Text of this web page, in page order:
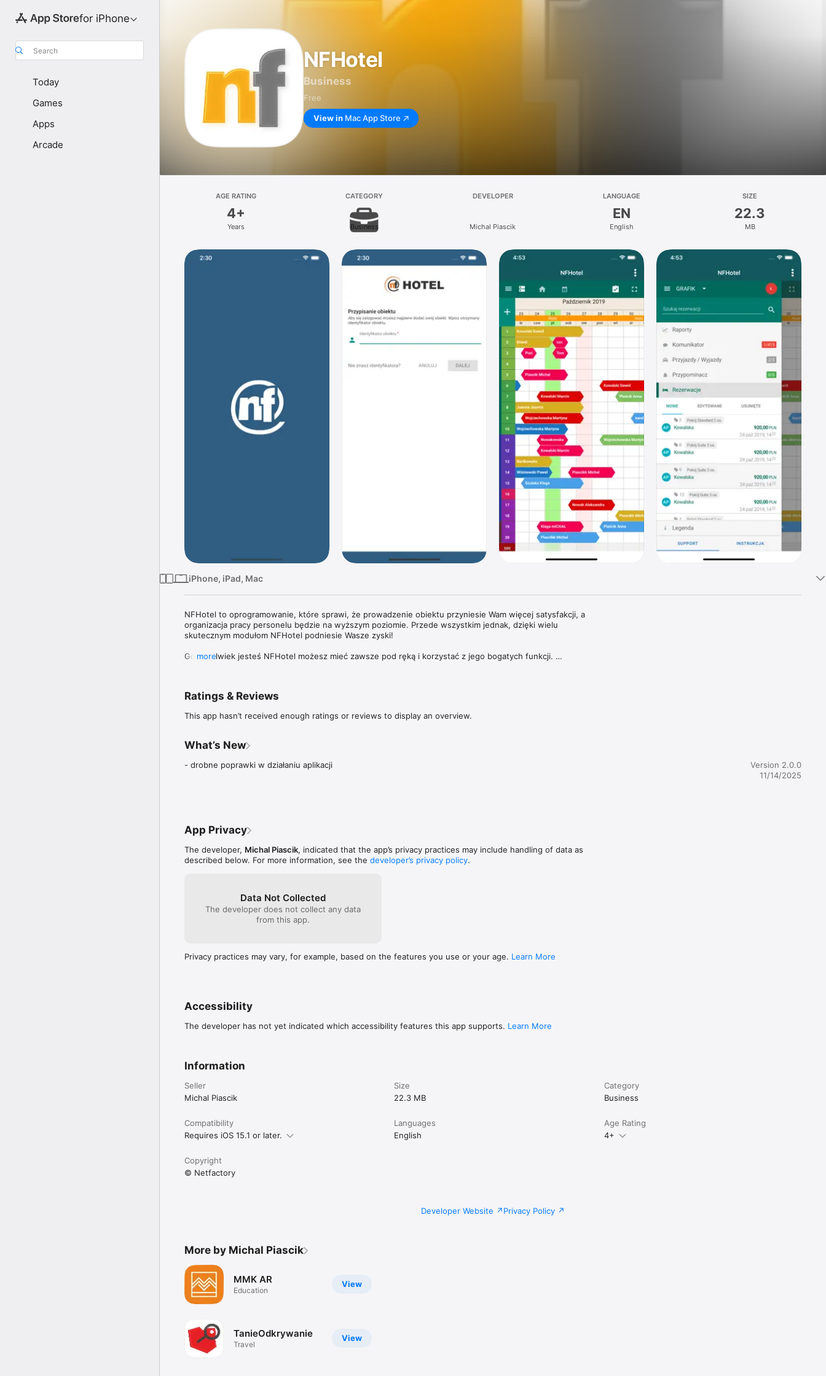
for iPhone
Search
Today
Games
Apps
Arcade
NFHotel
Business
Free
View in Mac App Store
AGE RATING
4+
Years
CATEGORY
Business
DEVELOPER
Michal Piascik
LANGUAGE
EN
English
SIZE
22.3
MB
iPhone, iPad, Mac
NFHotel to oprogramowanie, które sprawi, że prowadzenie obiektu przyniesie Wam więcej satysfakcji, a
organizacja pracy personelu będzie na wyższym poziomie. Przede wszystkim jednak, dzięki wielu
skutecznym modułom NFHotel podniesie Wasze zyski!
Gdziekolwiek jesteś NFHotel możesz mieć zawsze pod ręką i korzystać z jego bogatych funkcji.
Połączenie synchronizujące grafik recepcji z Booking.com.
Booking engine:
Automatyczne rezerwacje on-line na stronie www, profilu Facebook, rezerwacje wpływają 24/h na dobę.
Płatności on-line, karty kredytowe:
Faktury:
Apartamenty - moduł zarządzania:
Raport sprzątania na dzień 1 kliknięciem, aplikacja mobilna dla serwisu sprzątającego.
Druki:
Gotowe do wydruku raporty wyżywienia, przyjazdów/wyjazdów, sprzątania, oraz grafik rezerwacji.
more
Ratings & Reviews
This app hasn’t received enough ratings or reviews to display an overview.
What’s New
- drobne poprawki w działaniu aplikacji
Version 2.0.0
11/14/2025
App Privacy
The developer, Michal Piascik, indicated that the app’s privacy practices may include handling of data as
described below. For more information, see the developer’s privacy policy.
Data Not Collected
The developer does not collect any data
from this app.
Privacy practices may vary, for example, based on the features you use or your age. Learn More
Accessibility
The developer has not yet indicated which accessibility features this app supports. Learn More
Information
Seller
Michal Piascik
Size
22.3 MB
Category
Business
Compatibility
Requires iOS 15.1 or later.
Languages
English
Age Rating
4+
Copyright
© Netfactory
Developer Website Privacy Policy
More by Michal Piascik
View
MMK AR
Education
View
TanieOdkrywanie
Travel